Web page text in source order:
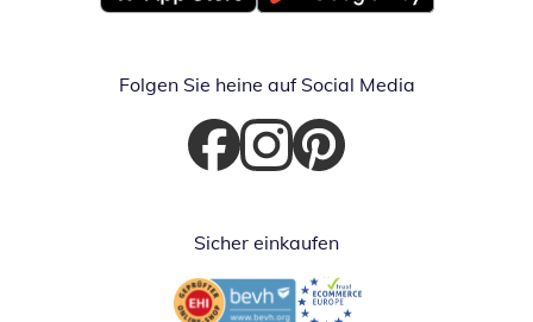
Öffnet in neuem FensterÖffnet in neuem Fenster
Folgen Sie heine auf Social Media
Öffnet in neuem Fenster
Öffnet in neuem Fenster
Öffnet in neuem Fenster
Sicher einkaufen